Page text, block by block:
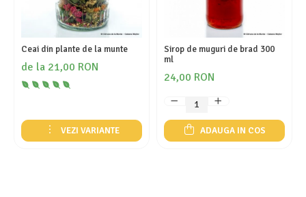
Ceai din plante de la munte
de la 21,00 RON
VEZI VARIANTE
Sirop de muguri de brad 300
ml
24,00 RON
ADAUGA IN COS